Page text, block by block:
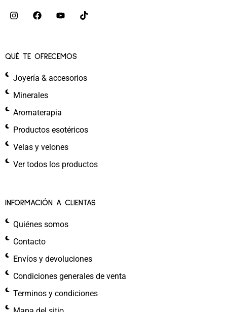
QUÉ TE OFRECEMOS
Joyería & accesorios
Minerales
Aromaterapia
Productos esotéricos
Velas y velones
Ver todos los productos
INFORMACIÓN A CLIENTAS
Quiénes somos
Contacto
Envíos y devoluciones
Condiciones generales de venta
Terminos y condiciones